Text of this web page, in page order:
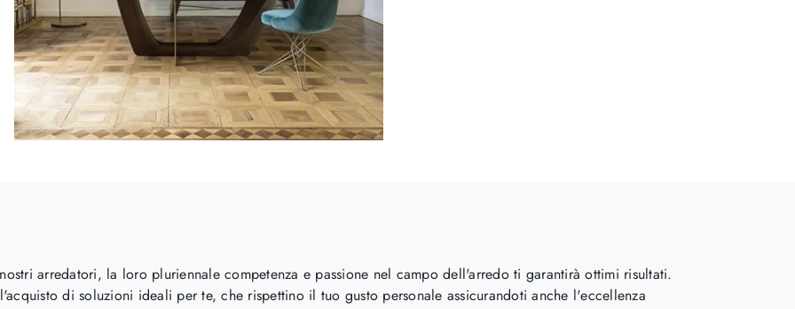
arredatori, la loro pluriennale competenza e passione nel campo dell'arredo ti garantirà ottimi risultati.
di soluzioni ideali per te, che rispettino il tuo gusto personale assicurandoti anche l'eccellenza